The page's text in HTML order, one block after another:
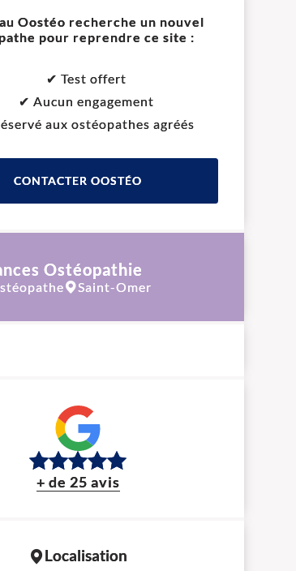
Oostéo recherche un nouvel
pour reprendre ce site :
✔ Test offert
✔ Aucun engagement
aux ostéopathes agréés
CONTACTER OOSTÉO
Ostéopathie
Saint-Omer
+ de 25 avis
Localisation